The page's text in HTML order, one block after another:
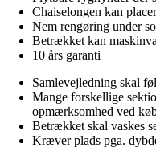
Chaiselongen kan
Nem rengøring under
Betrækket kan
10 års garanti
Samlevejledning skal
Mange forskellige
opmærksomhed ved
Betrækket skal vaskes
Kræver plads pga.